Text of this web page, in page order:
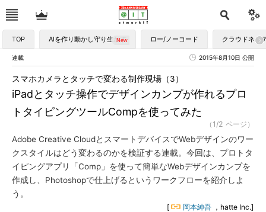
TOP AIを作り動かし守り生かす ロー/ノーコード クラウドネイ
連載 2015年8月10日 公開
iPadとタッチ操作でデザインカンプが作れるプロ
トタイピングツールCompを使ってみた
スマホカメラとタッチで変わる制作現場（3）
（1/2 ページ）
Adobe Creative CloudとスマートデバイスでWebデザインのワー
クスタイルはどう変わるのかを検証する連載。今回は、プロトタ
イピングアプリ「Comp」を使って簡単なWebデザインカンプを
作成し、Photoshopで仕上げるというワークフローを紹介しよ
う。
[ 岡本紳吾 ，hatte Inc.]